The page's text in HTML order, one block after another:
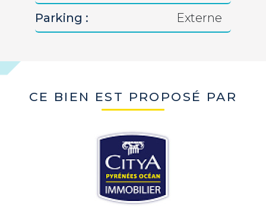
Parking :
Externe
CE BIEN EST PROPOSÉ PAR